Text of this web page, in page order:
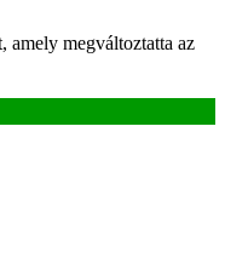
amely megváltoztatta az